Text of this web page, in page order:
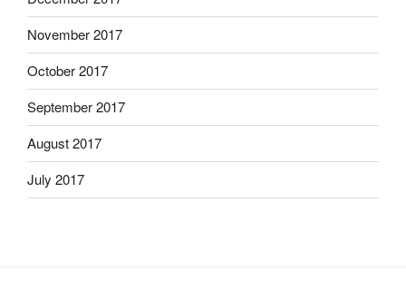
November 2017
October 2017
September 2017
August 2017
July 2017